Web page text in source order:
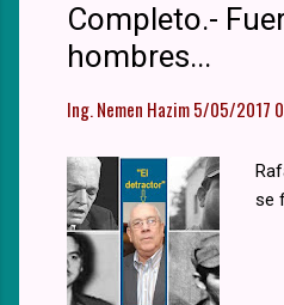
Completo.-
hombres...
Ing. Nemen Hazim5/05/2017
se